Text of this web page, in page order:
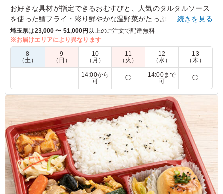
お好きな具材が指定できるおむすびと、人気のタルタルソース
を使った鱈フライ・彩り鮮やかな温野菜がたっぷりの見た目も
嬉しいお弁当。(1日に作成できる食数は100食までです。)
下記よりおむすびを2種類お選びいただき、連絡事項にご記入
ください。
紅鮭/わさび菜/おかか/高菜漬け/明太子/ひじき煮/ツナ昆布/カリ
カリ梅
※複数の組み合わせをご希望の場合、1種類につき4食以上にな
るようにお願い致します。また、種類のご指定が無い場合はお
任せとさせていただきます。
※温野菜のソースを「オリジナルトマトソース」、「まろやか
カレーソース」、「和風おろしソース」からお選びいただけま
す。下記プルダウンからお選びください。
5.0 日本テレビ放送網株式会社
野菜がたくさん入っていて女性に好評でしたが、男性でも
…続きを見る
埼玉県は23,000 〜 51,000円以上のご注文で配達無料
※お届けエリアにより異なります
8
（土）
9
（日）
10
（月）
11
（火）
12
（水）
13
（木）
－ －
14:00から
可
◯
14:00まで
可
◯